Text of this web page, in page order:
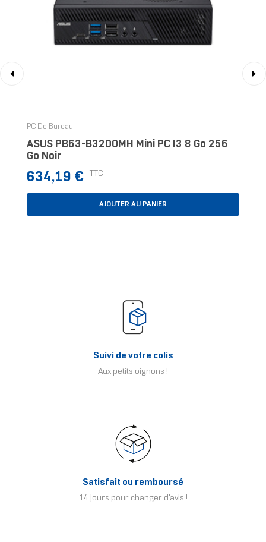
PC De Bureau
ASUS PB63-B3200MH Mini PC I3 8 Go 256
Go Noir
Prix
634,19 € TTC
AJOUTER AU PANIER
Suivi de votre colis
Aux petits oignons !
Satisfait ou remboursé
14 jours pour changer d'avis !